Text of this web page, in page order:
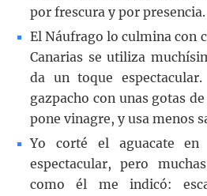
por frescura y por presencia.
El Náufrago lo culmina con
Canarias se utiliza
da un toque
gazpacho con unas gotas
pone vinagre, y usa menos
Yo corté el aguacate en
espectacular, pero
como él me indicó: